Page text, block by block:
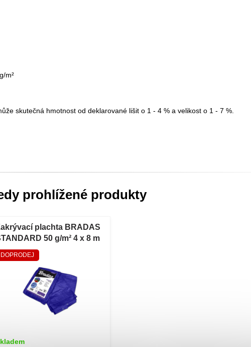
m²
skutečná hmotnost od deklarované lišit o 1 - 4 % a velikost o 1 - 7 %.
prohlížené produkty
plachta BRADAS
50 g/m² 4 x 8 m
krycí plachta
STANDARD 50
g/m² 4 x 8 m
DOPRODEJ